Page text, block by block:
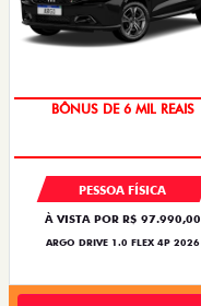
BÔNUS DE 6 MIL REAIS
PESSOA FÍSICA
À VISTA POR R$ 97.990,00
ARGO DRIVE 1.0 FLEX 4P 2026